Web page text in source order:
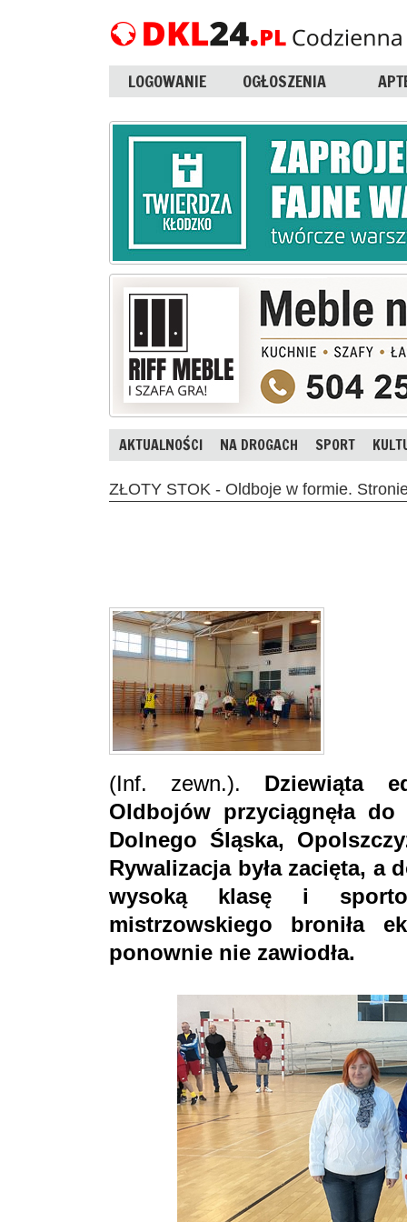
LOGOWANIE OGŁOSZENIA
AKTUALNOŚCI NA DROGACH SPORT
ZŁOTY STOK - Oldboje w formie.
(Inf. zewn.). Dziewiąta
Oldbojów przyciągnęła
Dolnego Śląska,
Rywalizacja była zacięta, a
wysoką klasę i
mistrzowskiego broniła
ponownie nie zawiodła.